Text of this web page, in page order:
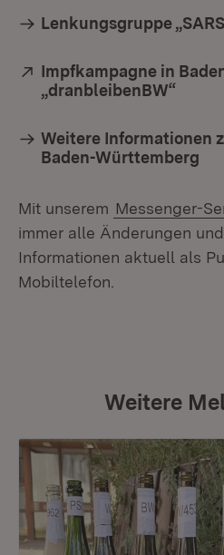
Lenkungsgruppe
Extern:
Impfkampagne in
„dranbleibenBW“
Weitere Informationen
Baden-Württemberg
Mit unserem Messenger-
immer alle Änderungen
Informationen aktuell als
Mobiltelefon.
Weitere